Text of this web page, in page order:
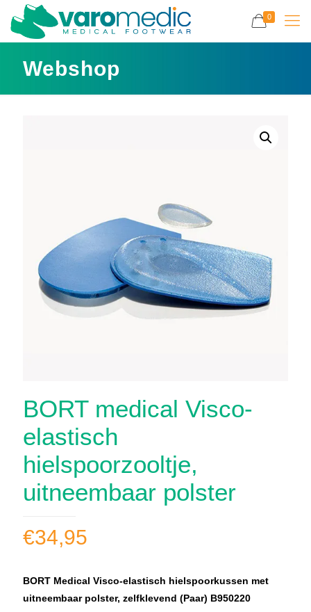
0
Webshop
BORT medical Visco-
elastisch
hielspoorzooltje,
uitneembaar polster
€34,95
BORT Medical Visco-elastisch hielspoorkussen met
uitneembaar polster, zelfklevend (Paar) B950220